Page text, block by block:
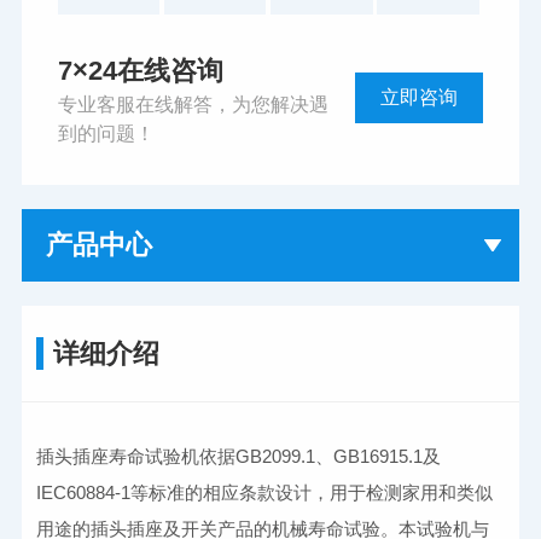
7×24在线咨询
专业客服在线解答，为您解决遇
到的问题！
立即咨询
产品中心
详细介绍
插头插座寿命试验机依据GB2099.1、GB16915.1及
IEC60884-1等标准的相应条款设计，用于检测家用和类似
用途的插头插座及开关产品的机械寿命试验。本试验机与